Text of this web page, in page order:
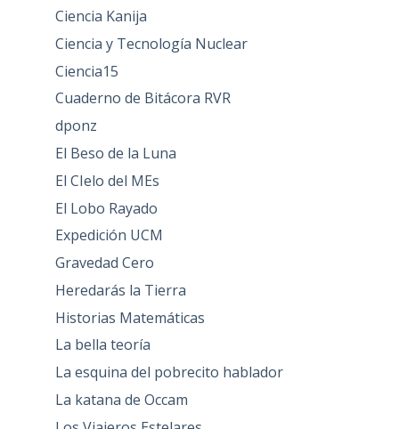
Ciencia Kanija
Ciencia y Tecnología Nuclear
Ciencia15
Cuaderno de Bitácora RVR
dponz
El Beso de la Luna
El CIelo del MEs
El Lobo Rayado
Expedición UCM
Gravedad Cero
Heredarás la Tierra
Historias Matemáticas
La bella teoría
La esquina del pobrecito hablador
La katana de Occam